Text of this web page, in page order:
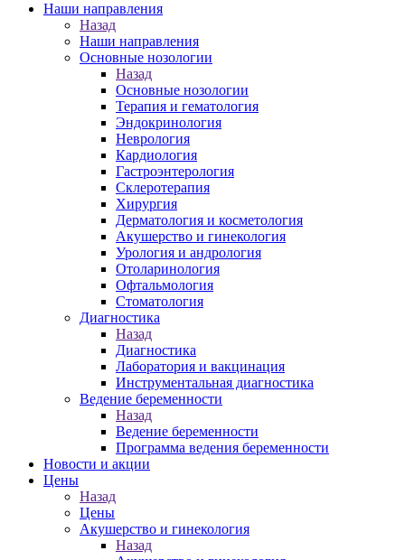
Наши направления
Назад
Наши направления
Основные нозологии
Назад
Основные нозологии
Терапия и гематология
Эндокринология
Неврология
Кардиология
Гастроэнтерология
Склеротерапия
Хирургия
Дерматология и косметология
Акушерство и гинекология
Урология и андрология
Отоларинология
Офтальмология
Стоматология
Диагностика
Назад
Диагностика
Лаборатория и вакцинация
Инструментальная диагностика
Ведение беременности
Назад
Ведение беременности
Программа ведения беременности
Новости и акции
Цены
Назад
Цены
Акушерство и гинекология
Назад